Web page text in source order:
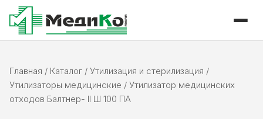
Главная / Каталог / Утилизация и стерилизация /
Утилизаторы медицинские / Утилизатор медицинских
отходов Балтнер- II Ш 100 ПА